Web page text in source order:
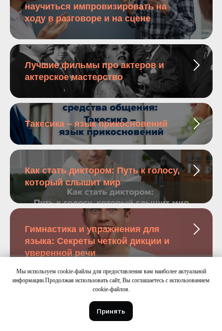
Мы используем cookie-файлы для предоставления вам наиболее актуальной
информации.Продолжая использовать сайт, Вы соглашаетесь с использованием
cookie-файлов.
Принять
научиться импровизировать на
ходу в разговоре и на сцене
Лучшие фильмы про актеров и
актерское мастерство
Такесика – язык прикосновений
Как стать диктором: Путь к голосу,
который слышит мир
Гимнастика и упражнения для
языка: Секреты четкой дикции и
уверенной речи
Речевое дыхание: упражения,
методики и этапы развития